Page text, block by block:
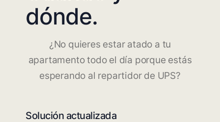
dónde.
¿No quieres estar atado a tu
apartamento todo el día porque estás
esperando al repartidor de UPS?
Solución actualizada